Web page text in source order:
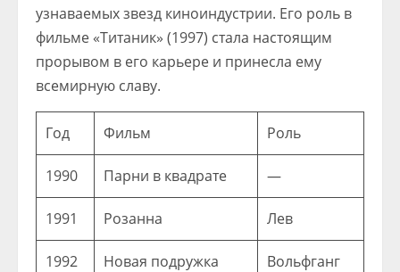
узнаваемых звезд киноиндустрии. Его роль в
фильме «Титаник» (1997) стала настоящим
прорывом в его карьере и принесла ему
всемирную славу.
Год Фильм Роль
1990 Парни в квадрате —
1991 Розанна Лев
1992 Новая подружка Вольфганг